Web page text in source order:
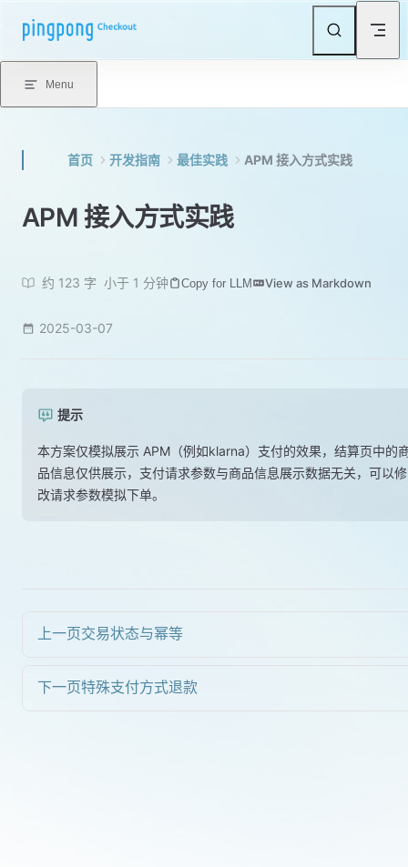
Skip to content
Menu
首页 开发指南 最佳实践 APM 接入方式实践
APM 接入方式实践
约 123 字 小于 1 分钟 Copy for LLM View as Markdown
2025-03-07
提示
本方案仅模拟展示 APM（例如klarna）支付的效果，结算页中的
品信息仅供展示，支付请求参数与商品信息展示数据无关，可以修
改请求参数模拟下单。
上一页交易状态与幂等
下一页特殊支付方式退款